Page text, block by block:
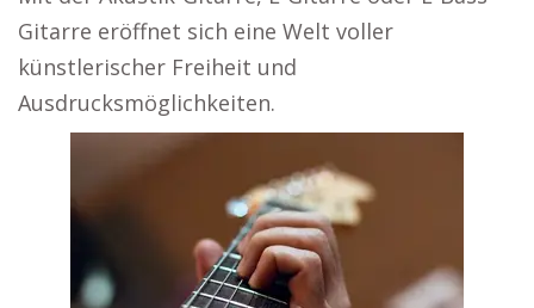
Gitarre eröffnet sich eine Welt voller
künstlerischer Freiheit und
Ausdrucksmöglichkeiten.